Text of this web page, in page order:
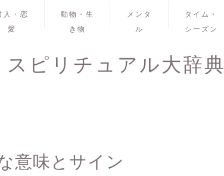
人・恋
愛
動物・生
き物
メンタ
ル
タイム・
シーズン
スピリチュアル大辞典
意味とサイン